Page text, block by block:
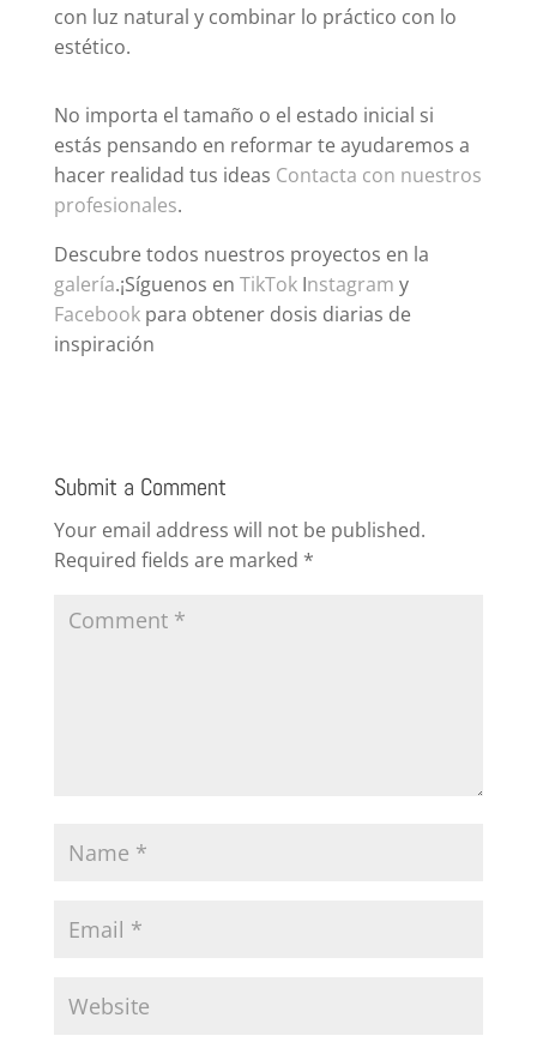
con luz natural y combinar lo práctico con lo
estético.
No importa el tamaño o el estado inicial si
estás pensando en reformar te ayudaremos a
hacer realidad tus ideas Contacta con nuestros
profesionales.
Descubre todos nuestros proyectos en la
galería.¡Síguenos en TikTokInstagram y
Facebook para obtener dosis diarias de
inspiración
Submit a Comment
Your email address will not be published.
Required fields are marked *